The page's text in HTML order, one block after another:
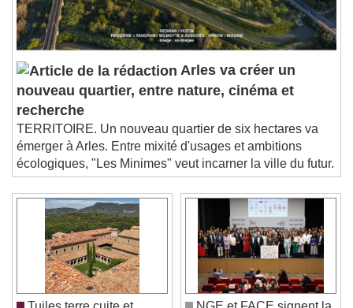
Arles va créer un
nouveau quartier, entre nature, cinéma et
recherche
TERRITOIRE. Un nouveau quartier de six hectares va
émerger à Arles. Entre mixité d'usages et ambitions
écologiques, "Les Minimes" veut incarner la ville du futur.